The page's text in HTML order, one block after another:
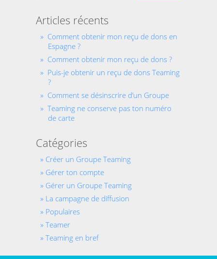
Articles récents
Comment obtenir mon reçu de dons en
Espagne ?
Comment obtenir mon reçu de dons ?
Puis-je obtenir un reçu de dons Teaming
?
Comment se désinscrire d’un Groupe
Teaming ne conserve pas ton numéro
de carte
Catégories
Créer un Groupe Teaming
Gérer ton compte
Gérer un Groupe Teaming
La campagne de diffusion
Populaires
Teamer
Teaming en bref